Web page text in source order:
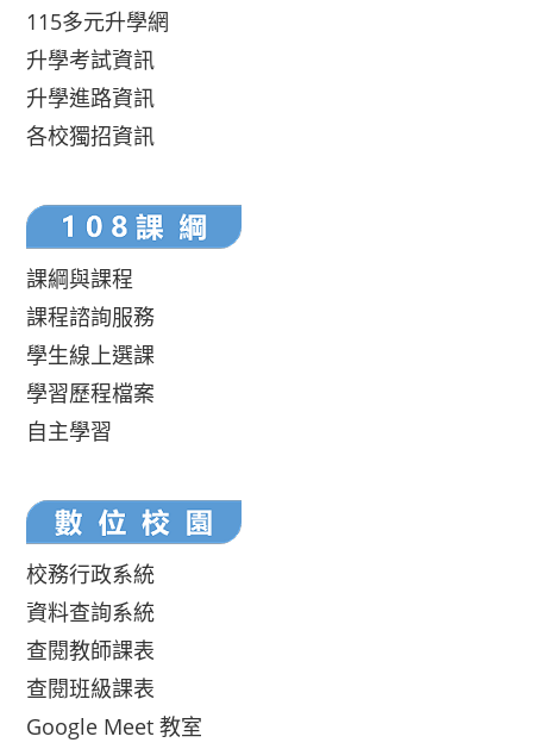
115多元升學網
升學考試資訊
升學進路資訊
各校獨招資訊
課綱與課程
課程諮詢服務
學生線上選課
學習歷程檔案
自主學習
校務行政系統
資料查詢系統
查閱教師課表
查閱班級課表
Google Meet 教室